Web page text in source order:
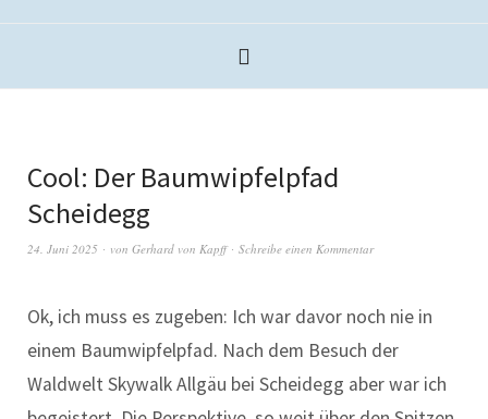
Cool: Der Baumwipfelpfad
Scheidegg
24. Juni 2025 von Gerhard von Kapff Schreibe einen Kommentar
Ok, ich muss es zugeben: Ich war davor noch nie in
einem Baumwipfelpfad. Nach dem Besuch der
Waldwelt Skywalk Allgäu bei Scheidegg aber war ich